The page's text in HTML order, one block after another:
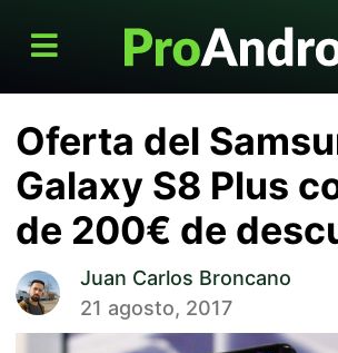
Oferta del
Galaxy S8 Plus
de 200€ de
Juan Carlos Broncano
21 agosto, 2017